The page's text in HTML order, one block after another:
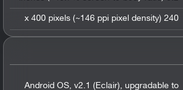
240 x 400 pixels (~146 ppi pixel density)
Android OS, v2.1 (Eclair), upgradable to